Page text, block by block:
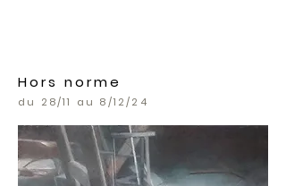
Hors norme
du 28/11 au 8/12/24